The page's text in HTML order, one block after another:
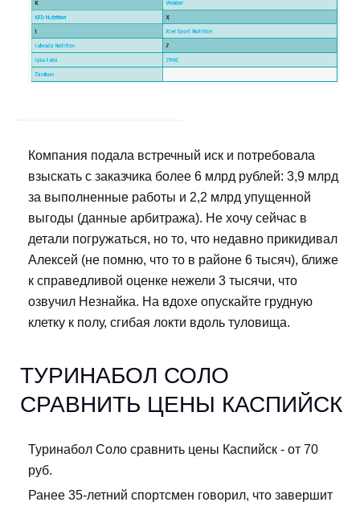
Компания подала встречный иск и потребовала
взыскать с заказчика более 6 млрд рублей: 3,9 млрд
за выполненные работы и 2,2 млрд упущенной
выгоды (данные арбитража). Не хочу сейчас в
детали погружаться, но то, что недавно прикидивал
Алексей (не помню, что то в районе 6 тысяч), ближе
к справедливой оценке нежели 3 тысячи, что
озвучил Незнайка. На вдохе опускайте грудную
клетку к полу, сгибая локти вдоль туловища.
ТУРИНАБОЛ СОЛО
СРАВНИТЬ ЦЕНЫ КАСПИЙСК
Туринабол Соло сравнить цены Каспийск - от 70
руб.
Ранее 35-летний спортсмен говорил, что завершит